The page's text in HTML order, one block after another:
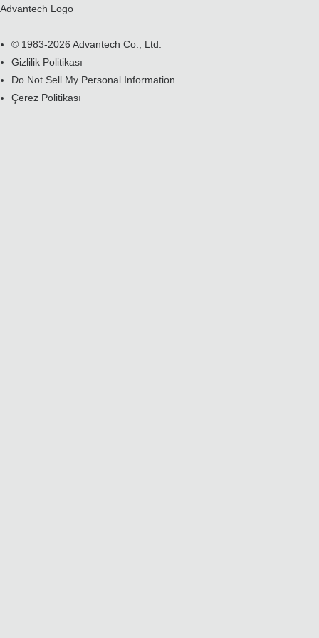
Advantech Logo
© 1983-2026 Advantech Co., Ltd.
Gizlilik Politikası
Do Not Sell My Personal Information
Çerez Politikası